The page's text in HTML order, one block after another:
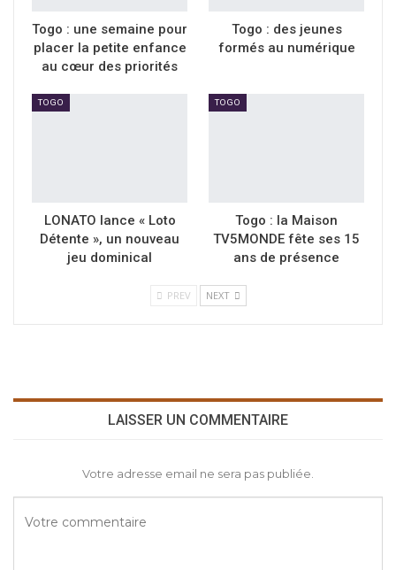
Togo : une semaine pour
placer la petite enfance
au cœur des priorités
Togo : des jeunes
formés au numérique
TOGO
LONATO lance « Loto
Détente », un nouveau
jeu dominical
TOGO
Togo : la Maison
TV5MONDE fête ses 15
ans de présence
PREV NEXT
LAISSER UN COMMENTAIRE
Votre adresse email ne sera pas publiée.